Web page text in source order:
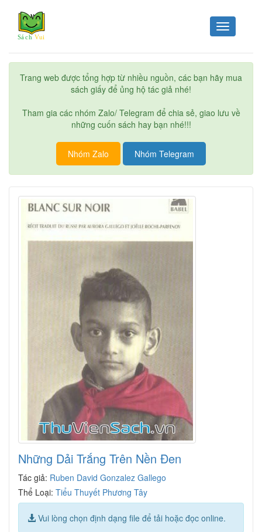
Toggle
navigation
Trang web được tổng hợp từ nhiều nguồn, các bạn hãy mua
sách giấy để ủng hộ tác giả nhé!
Tham gia các nhóm Zalo/ Telegram để chia sẻ, giao lưu về
những cuốn sách hay bạn nhé!!!
Nhóm Zalo Nhóm Telegram
Những Dải Trắng Trên Nền Đen
Tác giả: Ruben David Gonzalez Gallego
Thể Loại: Tiểu Thuyết Phương Tây
Vui lòng chọn định dạng file để tải hoặc đọc online.